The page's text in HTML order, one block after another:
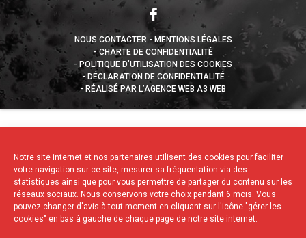
Notre site internet et nos partenaires utilisent des cookies pour faciliter
votre navigation sur ce site, mesurer sa fréquentation via des
statistiques ainsi que pour vous permettre de partager du contenu sur les
réseaux sociaux. Nous conservons votre choix pendant 6 mois. Vous
pouvez changer d'avis à tout moment en cliquant sur l'icône "gérer les
cookies" en bas à gauche de chaque page de notre site internet.
NOUS CONTACTER
MENTIONS LÉGALES
CHARTE DE CONFIDENTIALITÉ
POLITIQUE D’UTILISATION DES COOKIES
DÉCLARATION DE CONFIDENTIALITÉ
RÉALISÉ PAR L’AGENCE WEB A3 WEB